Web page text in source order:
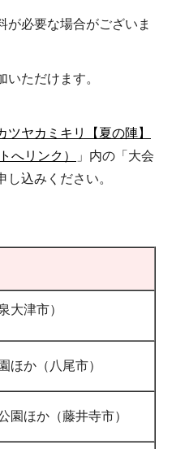
が必要な場合がございま
ただけます。
ヤカミキリ【夏の陣】
へリンク）
」内の「大会
込みください。
大津市）
ほか（八尾市）
園ほか（藤井寺市）